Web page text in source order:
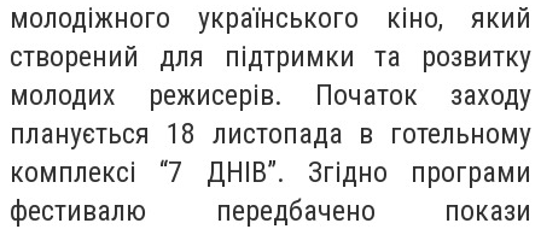
молодіжного українського кіно, який
створений для підтримки та розвитку
молодих режисерів. Початок заходу
планується 18 листопада в готельному
комплексі “7 ДНІВ”. Згідно програми
фестивалю передбачено покази